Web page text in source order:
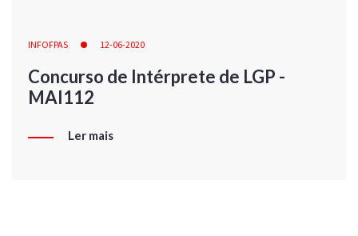
INFOFPAS 12-06-2020
Concurso de Intérprete de LGP -
MAI112
Ler mais